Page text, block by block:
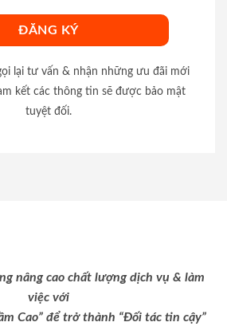
lại tư vấn & nhận những ưu đãi mới
kết các thông tin sẽ được bảo mật
tuyệt đối.
nâng cao chất lượng dịch vụ & làm
việc với
Cao” để trở thành “Đối tác tin cậy”